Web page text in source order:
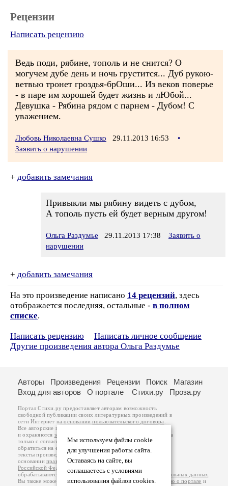
Рецензии
Написать рецензию
Ведь поди, рябине, тополь и не снится? О
могучем дубе день и ночь грустится... Дуб рукою-
ветвью тронет гроздья-брОши... Из веков поверье
- в паре им хорошей будет жизнь и лЮбой...
Девушка - Рябина рядом с парнем - Дубом! С
уважением.
Любовь Николаевна Сушко 29.11.2013 16:53
•
Заявить о нарушении
+ добавить замечания
Привыкли мы рябину видеть с дубом,
А тополь пусть ей будет верным другом!
Ольга Раздумье 29.11.2013 17:38
Заявить о
нарушении
+ добавить замечания
На это произведение написано 14 рецензий, здесь
отображается последняя, остальные - в полном
списке.
Написать рецензию
Написать личное сообщение
Другие произведения автора Ольга Раздумье
Мы используем файлы cookie
для улучшения работы сайта.
Оставаясь на сайте, вы
соглашаетесь с условиями
использования файлов cookies.
Авторы Произведения Рецензии Поиск
Магазин
Вход для авторов
О портале Стихи.ру Проза.ру
Портал Стихи.ру предоставляет авторам возможность
свободной публикации своих литературных произведений в
сети Интернет на основаниипользовательского договора
Все авторские права на произведения принадлежат авторам
и охраняются законом
. Перепечатка произведений возможна
только с согласия его автора, к которому вы можете
обратиться на его авторской странице. Ответственность за
тексты произведений авторы несут самостоятельно на
основанииправил публикацииизаконодательства
Российской Федерации
обрабатываются на основанииПолитики обработки персональных данных
Вы также можете посмотреть более подробнуюинформацию о портале и